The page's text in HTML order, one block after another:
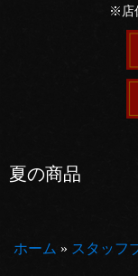
※店
夏の商品
ホーム » スタッフ